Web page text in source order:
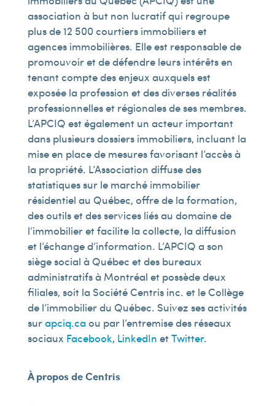
association à but non lucratif qui regroupe
plus de 12 500 courtiers immobiliers et
agences immobilières. Elle est responsable de
promouvoir et de défendre leurs intérêts en
tenant compte des enjeux auxquels est
exposée la profession et des diverses réalités
professionnelles et régionales de ses membres.
L’APCIQ est également un acteur important
dans plusieurs dossiers immobiliers, incluant la
mise en place de mesures favorisant l’accès à
la propriété. L’Association diffuse des
statistiques sur le marché immobilier
résidentiel au Québec, offre de la formation,
des outils et des services liés au domaine de
l’immobilier et facilite la collecte, la diffusion
et l’échange d’information. L’APCIQ a son
siège social à Québec et des bureaux
administratifs à Montréal et possède deux
filiales, soit la Société Centris inc. et le Collège
de l’immobilier du Québec. Suivez ses activités
surapciq.caou par l’entremise des réseaux
sociaux Facebook, LinkedIn et Twitter.
À propos de Centris